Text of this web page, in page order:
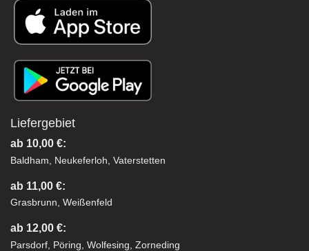
Liefergebiet
ab 10,00 €:
Baldham, Neukeferloh, Vaterstetten
ab 11,00 €:
Grasbrunn, Weißenfeld
ab 12,00 €:
Parsdorf, Pöring, Wolfesing, Zorneding